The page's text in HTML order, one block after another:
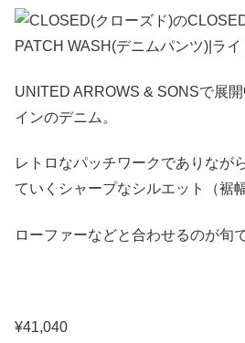
UNITED ARROWS & SONSで展
インのデニム。
レトロなパッチワークでありなが
ていくシャープなシルエット（裾
ローファーなどと合わせるのが旬
¥41,040